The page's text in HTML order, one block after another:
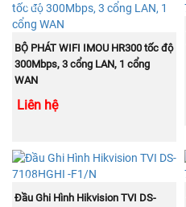
NEW
MUA NGAY
BỘ PHÁT WIFI IMOU HR300 tốc độ
300Mbps, 3 cổng LAN, 1 cổng
WAN
Liên hệ
BÁN
CHẠY
MUA NGAY
Đầu Ghi Hình Hikvision TVI DS-